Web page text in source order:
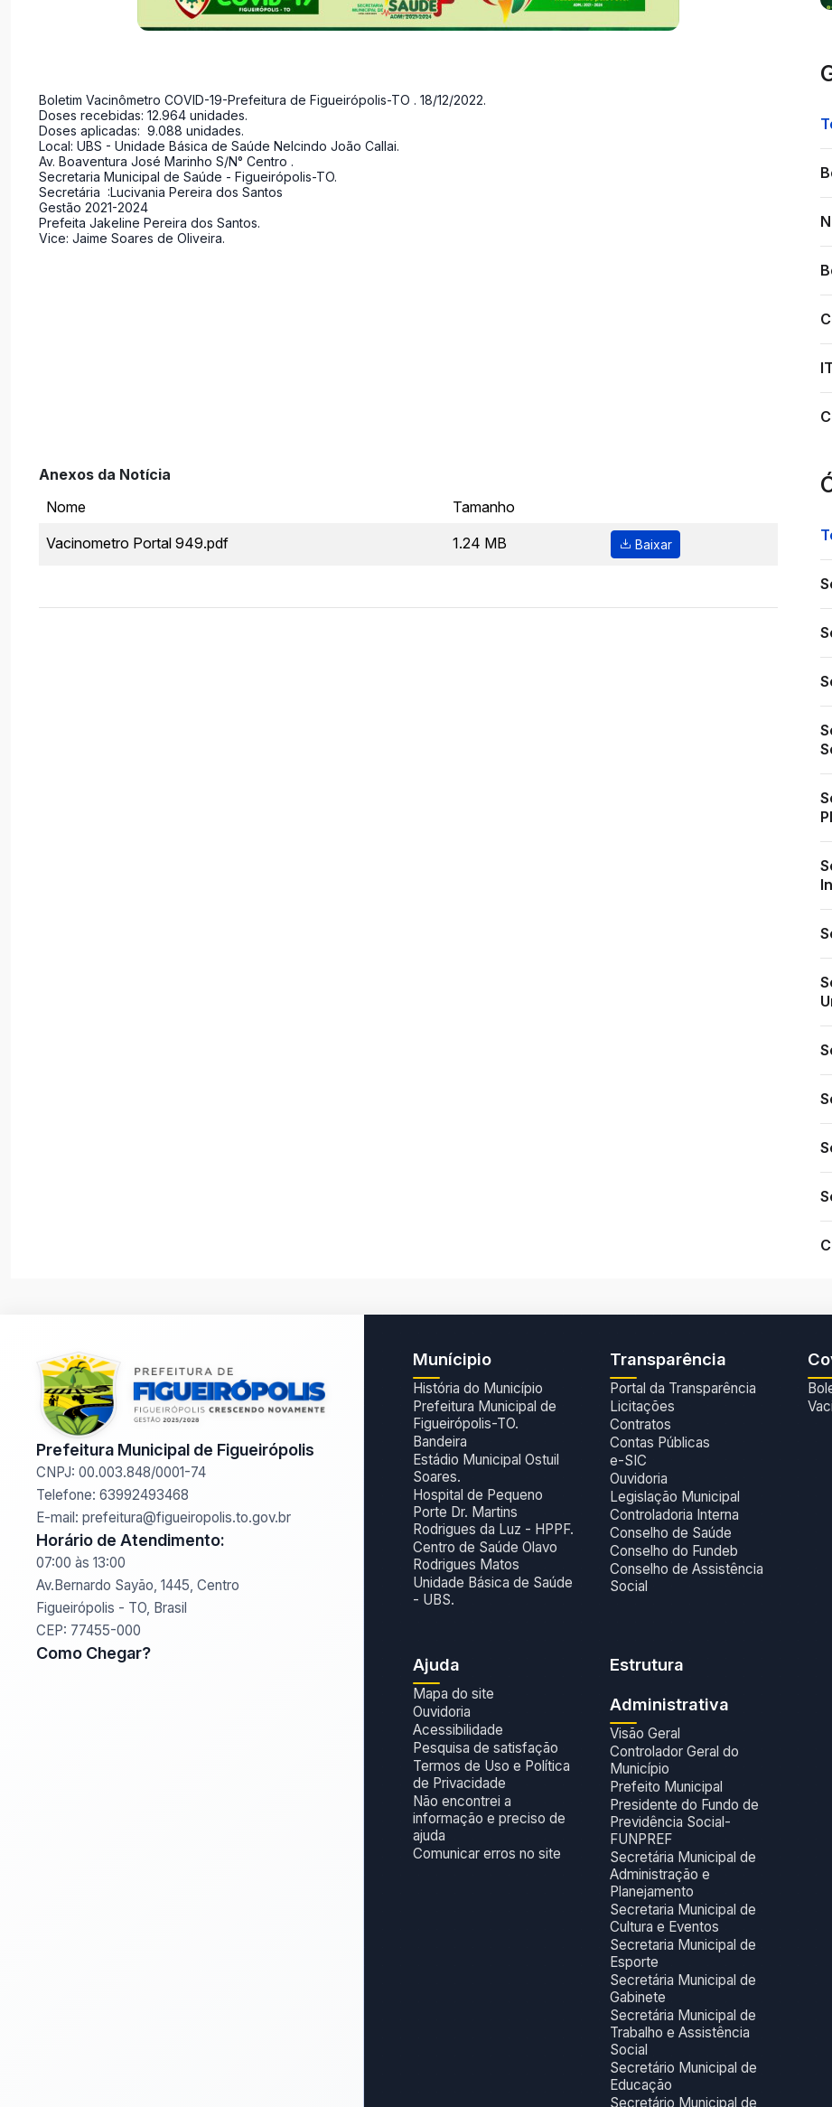
Boletim Vacinômetro COVID-19-Prefeitura de Figueirópolis-TO . 18/12/2022.
Doses recebidas: 12.964 unidades.
Doses aplicadas: 9.088 unidades.
Local: UBS - Unidade Básica de Saúde Nelcindo João Callai.
Av. Boaventura José Marinho S/N° Centro .
Secretaria Municipal de Saúde - Figueirópolis-TO.
Secretária :Lucivania Pereira dos Santos
Gestão 2021-2024
Prefeita Jakeline Pereira dos Santos.
Vice: Jaime Soares de Oliveira.
Anexos da Notícia
Nome
Tamanho
Vacinometro Portal 949.pdf
1.24 MB Baixar
Prefeitura Municipal de Figueirópolis
CNPJ: 00.003.848/0001-74
Telefone: 63992493468
E-mail: prefeitura@figueiropolis.to.gov.br
Horário de Atendimento:
07:00 às 13:00
Av.Bernardo Sayão, 1445, Centro
Figueirópolis - TO, Brasil
CEP: 77455-000
Como Chegar?
Munícipio
História do Município
Prefeitura Municipal de
Figueirópolis-TO.
Bandeira
Estádio Municipal Ostuil
Soares.
Hospital de Pequeno
Porte Dr. Martins
Rodrigues da Luz - HPPF.
Centro de Saúde Olavo
Rodrigues Matos
Unidade Básica de Saúde
- UBS.
Transparência
Portal da Transparência
Licitações
Contratos
Contas Públicas
e-SIC
Ouvidoria
Legislação Municipal
Controladoria Interna
Conselho de Saúde
Conselho do Fundeb
Conselho de Assistência
Social
Ajuda
Mapa do site
Ouvidoria
Acessibilidade
Pesquisa de satisfação
Termos de Uso e Política
de Privacidade
Não encontrei a
informação e preciso de
ajuda
Comunicar erros no site
Estrutura
Administrativa
Visão Geral
Controlador Geral do
Município
Prefeito Municipal
Presidente do Fundo de
Previdência Social-
FUNPREF
Secretária Municipal de
Administração e
Planejamento
Secretaria Municipal de
Cultura e Eventos
Secretaria Municipal de
Esporte
Secretária Municipal de
Gabinete
Secretária Municipal de
Trabalho e Assistência
Social
Secretário Municipal de
Educação
Secretário Municipal de